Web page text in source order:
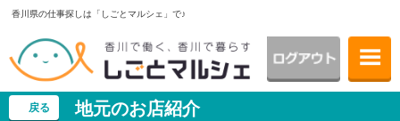
香川県の仕事探しは「しごとマルシェ」で♪
戻る 地元のお店紹介